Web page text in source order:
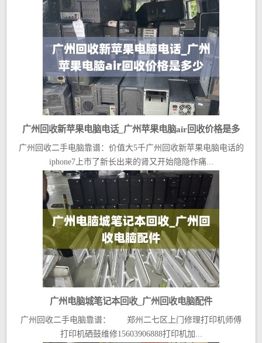
广州回收新苹果电脑电话_广州苹果电脑air回收价格是多
少
广州回收二手电脑靠谱：价值大5千广州回收新苹果电脑电话的
iphone7上市了新长出来的肾又开始隐隐作痛...
广州电脑城笔记本回收_广州回收电脑配件
广州回收二手电脑靠谱： 郑州二七区上门修理打印机师傅
打印机硒鼓维修15603906888打印机加...